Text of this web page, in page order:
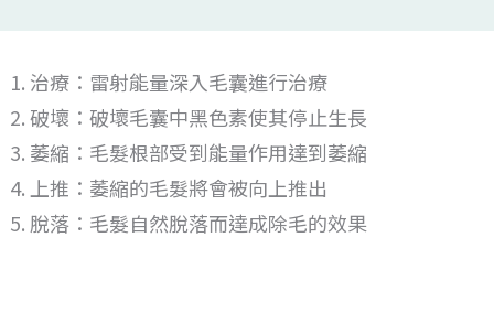
治療：雷射能量深入毛囊進行治療
破壞：破壞毛囊中黑色素使其停止生長
萎縮：毛髮根部受到能量作用達到萎縮
上推：萎縮的毛髮將會被向上推出
脫落：毛髮自然脫落而達成除毛的效果